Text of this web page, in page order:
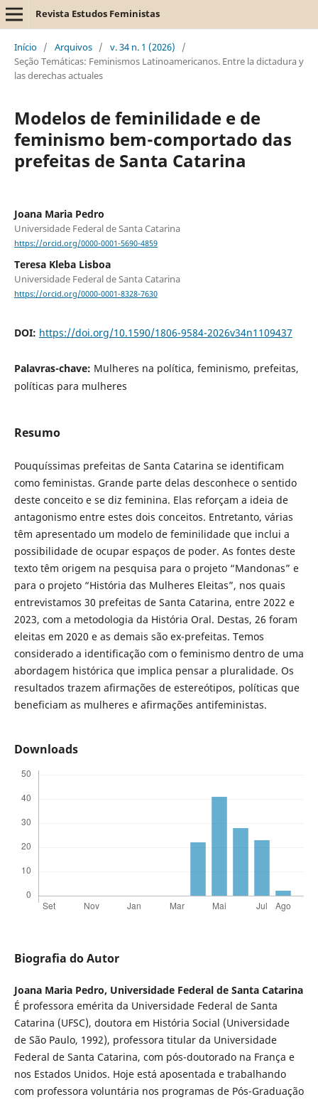
Revista Estudos Feministas
Início / Arquivos / v. 34 n. 1 (2026)
/
Seção Temáticas: Feminismos Latinoamericanos. Entre la dictadura y
las derechas actuales
Modelos de feminilidade e de
feminismo bem-comportado das
prefeitas de Santa Catarina
Joana Maria Pedro
Universidade Federal de Santa Catarina
https://orcid.org/0000-0001-5690-4859
Teresa Kleba Lisboa
Universidade Federal de Santa Catarina
https://orcid.org/0000-0001-8328-7630
DOI: https://doi.org/10.1590/1806-9584-2026v34n1109437
Palavras-chave: Mulheres na política, feminismo, prefeitas,
políticas para mulheres
Resumo
Pouquíssimas prefeitas de Santa Catarina se identificam
como feministas. Grande parte delas desconhece o sentido
deste conceito e se diz feminina. Elas reforçam a ideia de
antagonismo entre estes dois conceitos. Entretanto, várias
têm apresentado um modelo de feminilidade que inclui a
possibilidade de ocupar espaços de poder. As fontes deste
texto têm origem na pesquisa para o projeto “Mandonas” e
para o projeto “História das Mulheres Eleitas”, nos quais
entrevistamos 30 prefeitas de Santa Catarina, entre 2022 e
2023, com a metodologia da História Oral. Destas, 26 foram
eleitas em 2020 e as demais são ex-prefeitas. Temos
considerado a identificação com o feminismo dentro de uma
abordagem histórica que implica pensar a pluralidade. Os
resultados trazem afirmações de estereótipos, políticas que
beneficiam as mulheres e afirmações antifeministas.
Downloads
Biografia do Autor
Joana Maria Pedro, Universidade Federal de Santa Catarina
É professora emérita da Universidade Federal de Santa
Catarina (UFSC), doutora em História Social (Universidade
de São Paulo, 1992), professora titular da Universidade
Federal de Santa Catarina, com pós-doutorado na França e
nos Estados Unidos. Hoje está aposentada e trabalhando
com professora voluntária nos programas de Pós-Graduação